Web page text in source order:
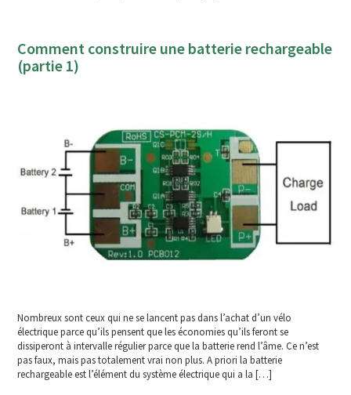
Comment construire une batterie rechargeable
(partie 1)
Nombreux sont ceux qui ne se lancent pas dans l’achat d’un vélo
électrique parce qu’ils pensent que les économies qu’ils feront se
dissiperont à intervalle régulier parce que la batterie rend l’âme. Ce n’est
pas faux, mais pas totalement vrai non plus. A priori la batterie
rechargeable est l’élément du système électrique qui a la […]